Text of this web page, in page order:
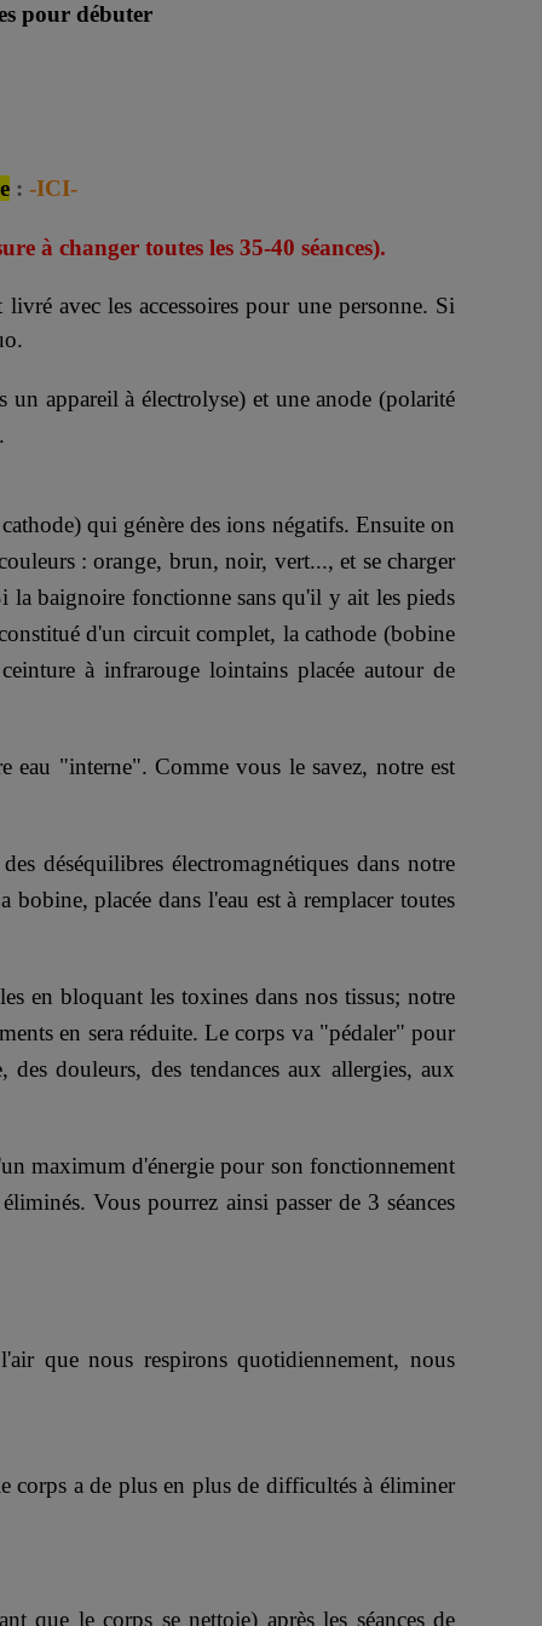
pour débuter
: -ICI-
à changer toutes les 35-40 séances).
avec les accessoires pour une personne. Si
appareil à électrolyse) et une anode (polarité
qui génère des ions négatifs. Ensuite on
: orange, brun, noir, vert..., et se charger
la baignoire fonctionne sans qu'il y ait les pieds
d'un circuit complet, la cathode (bobine
à infrarouge lointains placée autour de
eau "interne". Comme vous le savez, notre est
déséquilibres électromagnétiques dans notre
placée dans l'eau est à remplacer toutes
en bloquant les toxines dans nos tissus; notre
en sera réduite. Le corps va "pédaler" pour
douleurs, des tendances aux allergies, aux
maximum d'énergie pour son fonctionnement
Vous pourrez ainsi passer de 3 séances
que nous respirons quotidiennement, nous
corps a de plus en plus de difficultés à éliminer
que le corps se nettoie) après les séances de